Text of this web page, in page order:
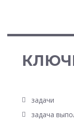
задачи
задача